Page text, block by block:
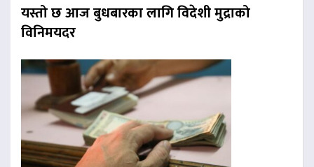
यस्तो छ आज बुधबारका लागि विदेशी मुद्राको
विनिमयदर